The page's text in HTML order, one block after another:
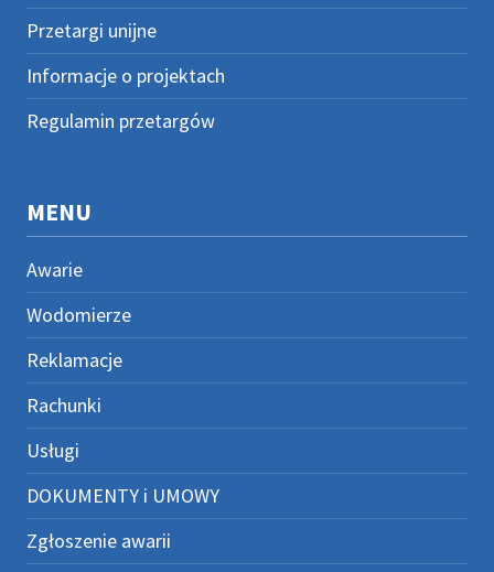
Przetargi unijne
Informacje o projektach
Regulamin przetargów
MENU
Awarie
Wodomierze
Reklamacje
Rachunki
Usługi
DOKUMENTY i UMOWY
Zgłoszenie awarii